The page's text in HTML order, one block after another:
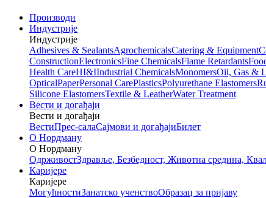
Производи
Индустрије
Индустрије
Adhesives & SealantsAgrochemicalsCatering & Equipment
ConstructionElectronicsFine ChemicalsFlame Retardants
Health CareHI&IIndustrial ChemicalsMonomersOil, Gas &
OpticalPaperPersonal CarePlasticsPolyurethane Elastomers
Silicone ElastomersTextile & LeatherWater Treatment
Вести и догађаји
Вести и догађаји
ВестиПрес-салаСајмови и догађајиБилет
О Нордману
О Нордману
ОдрживостЗдравље, Безбедност, Животна средина,
Каријере
Каријере
МогућностиЗанатско ученствоОбразац за пријаву